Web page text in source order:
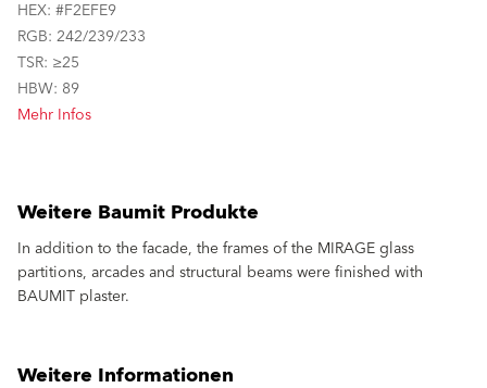
HEX: #F2EFE9
RGB: 242/239/233
TSR: ≥25
HBW: 89
Mehr Infos
Weitere Baumit Produkte
In addition to the facade, the frames of the MIRAGE glass
partitions, arcades and structural beams were finished with
BAUMIT plaster.
Weitere Informationen